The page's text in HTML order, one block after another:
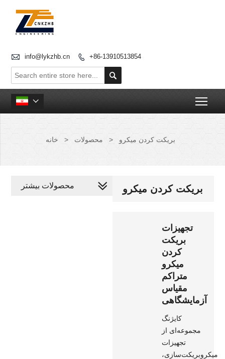
 info@lykzhb.cn  +86-13910513854


خانه > محصولات > بریکت کردن میکرو
بریکت کردن میکرو
تجهیزات
بریکت
کردن
میکرو
متراکم
مقیاس
آزمایشگاهی
کایژنگ
مجموعه‌ای از
تجهیزات
میکروبریکت‌سازی،
محصولات بیشتر